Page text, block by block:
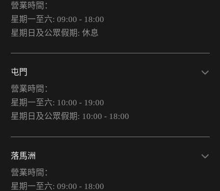
營業時間：
星期一至六: 09:00 - 18:00
星期日及公眾假期: 休息
屯門
營業時間：
星期一至六: 10:00 - 19:00
星期日及公眾假期: 10:00 - 18:00
落馬洲
營業時間：
星期一至六: 09:00 - 18:00